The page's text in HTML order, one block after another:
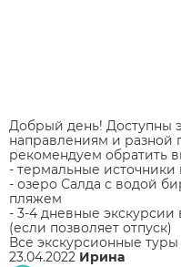
Добрый день! Доступны
направлениям и разной
рекомендуем обратить
- термальные источники
- озеро Салда с водой
пляжем
- 3-4 дневные
(если позволяет отпуск)
Все экскурсионные
23.04.2022 Ирина